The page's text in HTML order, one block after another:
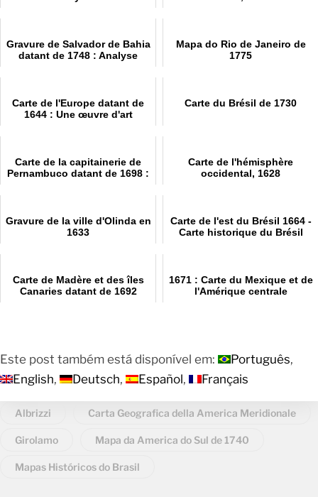
Gravure de Salvador de Bahia
datant de 1748 : Analyse
Mapa do Rio de Janeiro de
1775
Carte de l'Europe datant de
1644 : Une œuvre d'art
Carte du Brésil de 1730
Carte de la capitainerie de
Pernambuco datant de 1698 :
Carte de l'hémisphère
occidental, 1628
Gravure de la ville d'Olinda en
1633
Carte de l'est du Brésil 1664 -
Carte historique du Brésil
Carte de Madère et des îles
Canaries datant de 1692
1671 : Carte du Mexique et de
l'Amérique centrale
Este post também está disponível em:
Português
English
Deutsch Español Français
Albrizzi Carta Geografica della America Meridionale
Girolamo Mapa da America do Sul de 1740
Mapas Históricos do Brasil